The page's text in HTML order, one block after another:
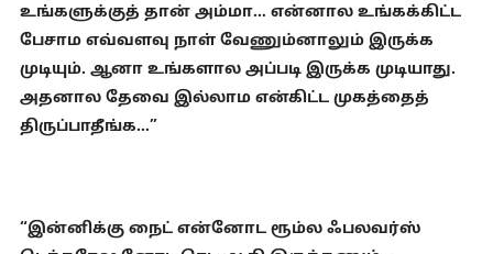
உங்களுக்குத் தான் அம்மா… என்னால உங்கக்கிட்ட
பேசாம எவ்வளவு நாள் வேணும்னாலும் இருக்க
முடியும். ஆனா உங்களால அப்படி இருக்க முடியாது.
அதனால தேவை இல்லாம என்கிட்ட முகத்தைத்
திருப்பாதீங்க…”
“இன்னிக்கு நைட் என்னோட ரூம்ல ஃபலவர்ஸ்